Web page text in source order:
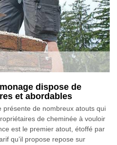
dispose de
et abordables
présente de nombreux atouts qui
de cheminée à vouloir
est le premier atout, étoffé par
qu’il propose repose sur